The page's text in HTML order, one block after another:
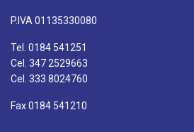
P.IVA 01135330080
Tel. 0184 541251
Cel. 347 2529663
Cel. 333 8024760
Fax 0184 541210